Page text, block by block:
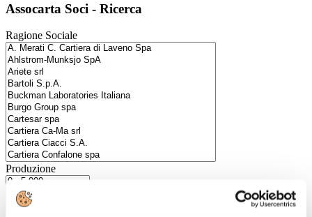
Assocarta Soci - Ricerca
Ragione Sociale
Produzione